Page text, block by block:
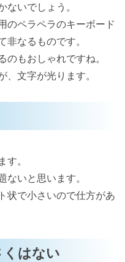
いでしょう。
のペラペラのキーボード
なるものです。
のもおしゃれですね。
、文字が光ります。
。
いと思います。
状で小さいので仕方があ
はない